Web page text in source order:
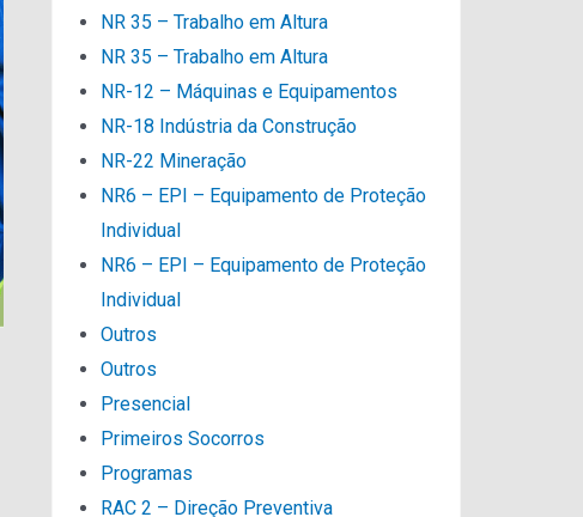
NR 35 – Trabalho em Altura
NR 35 – Trabalho em Altura
NR-12 – Máquinas e Equipamentos
NR-18 Indústria da Construção
NR-22 Mineração
NR6 – EPI – Equipamento de Proteção
Individual
NR6 – EPI – Equipamento de Proteção
Individual
Outros
Outros
Presencial
Primeiros Socorros
Programas
RAC 2 – Direção Preventiva